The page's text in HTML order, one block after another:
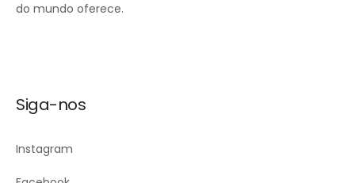
do mundo oferece.
Siga-nos
Instagram